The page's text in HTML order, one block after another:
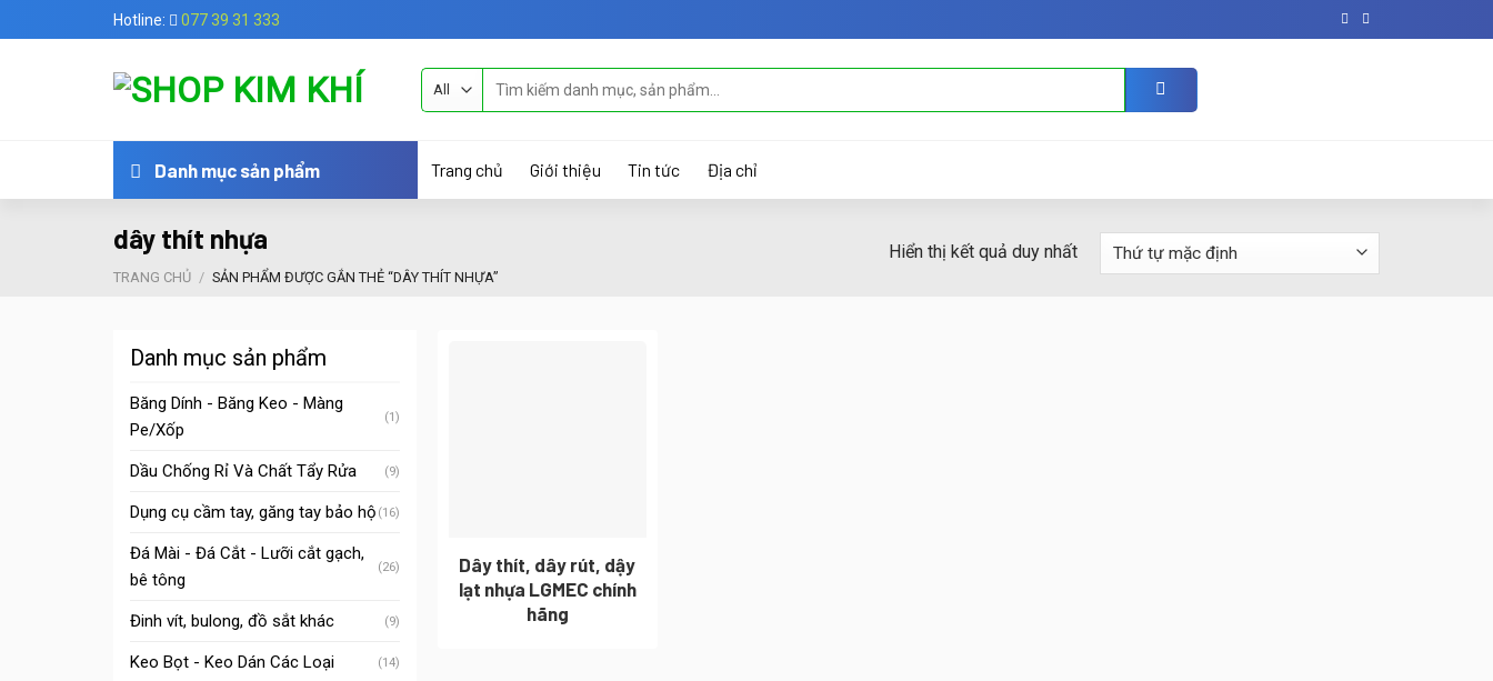
to
Hotline: 077 39 31 333
kiếm:
Danh mục sản phẩm Trang chủ Giới thiệu Tin tức Địa chỉ
dây thít nhựa
TRANG CHỦ / SẢN PHẨM ĐƯỢC GẮN THẺ “DÂY THÍT NHỰA”
Hiển thị kết quả duy nhất
Danh mục sản phẩm
Băng Dính - Băng Keo - Màng
Pe/Xốp
(1)
Dầu Chống Rỉ Và Chất Tẩy Rửa (9)
Dụng cụ cầm tay, găng tay bảo hộ (16)
Đá Mài - Đá Cắt - Lưỡi cắt gạch,
bê tông
(26)
Đinh vít, bulong, đồ sắt khác (9)
Keo Bọt - Keo Dán Các Loại (14)
Dây thít, dây rút, dậy
lạt nhựa LGMEC chính
hãng